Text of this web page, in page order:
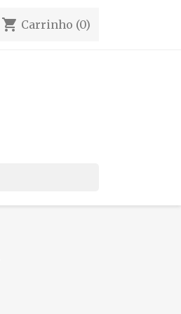
shopping_cart Carrinho (0)